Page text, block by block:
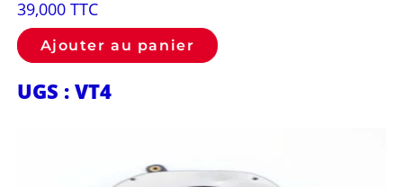
39,000 TTC
Ajouter au panier
UGS : VT4